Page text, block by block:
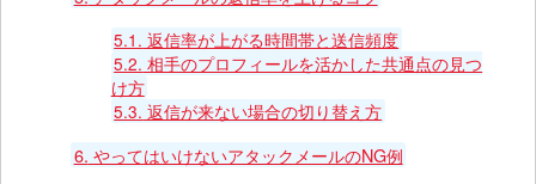
5.1. 返信率が上がる時間帯と送信頻度
5.2. 相手のプロフィールを活かした共通点の見つ
け方
5.3. 返信が来ない場合の切り替え方
6. やってはいけないアタックメールのNG例